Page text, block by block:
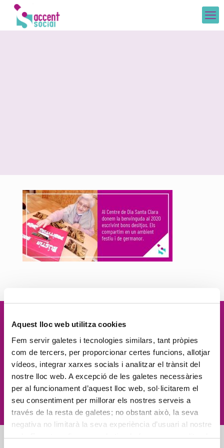
Aquest lloc web utilitza cookies
Fem servir galetes i tecnologies similars, tant pròpies
com de tercers, per proporcionar certes funcions, allotjar
vídeos, integrar xarxes socials i analitzar el trànsit del
nostre lloc web. A excepció de les galetes necessàries
per al funcionament d’aquest lloc web, sol·licitarem el
seu consentiment per millorar els nostres serveis a
través de la resta de galetes; no obstant això, la seva
negativa no limitarà la seva experiència d’usuari al nostre
web. En pot configurar o rebutjar de forma personalitzada
Vetllem per ladignitat
persones, elcompromís social, la
proximitat, l'excel·lènciai la
innovació